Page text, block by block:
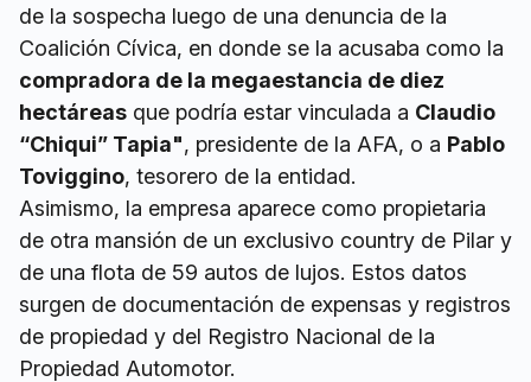
de la sospecha luego de una denuncia de la
Coalición Cívica, en donde se la acusaba como la
compradora de la megaestancia de diez
hectáreas que podría estar vinculada a Claudio
“Chiqui” Tapia", presidente de la AFA, o a Pablo
Toviggino, tesorero de la entidad.
Asimismo, la empresa aparece como propietaria
de otra mansión de un exclusivo country de Pilar y
de una flota de 59 autos de lujos. Estos datos
surgen de documentación de expensas y registros
de propiedad y del Registro Nacional de la
Propiedad Automotor.